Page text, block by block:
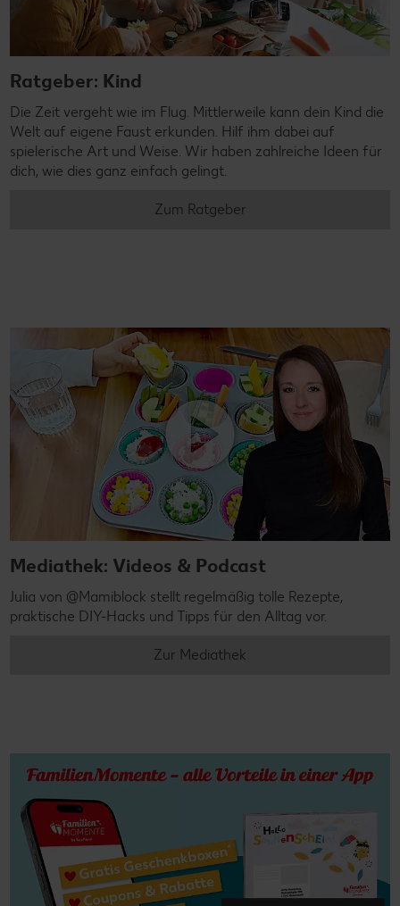
Ratgeber: Kind
Die Zeit vergeht wie im Flug. Mittlerweile kann dein Kind die
Welt auf eigene Faust erkunden. Hilf ihm dabei auf
spielerische Art und Weise. Wir haben zahlreiche Ideen für
dich, wie dies ganz einfach gelingt.
Zum Ratgeber
Mediathek: Videos & Podcast
Julia von @Mamiblock stellt regelmäßig tolle Rezepte,
praktische DIY-Hacks und Tipps für den Alltag vor.
Zur Mediathek